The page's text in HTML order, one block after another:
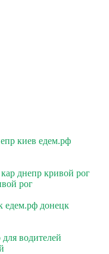
киев едем.рф
днепр кривой рог
рог
едем.рф донецк
для водителей